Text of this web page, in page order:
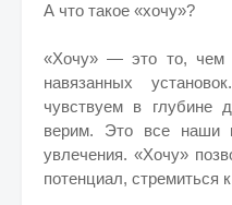
А что такое «хочу»?
«Хочу» — это то, чем
навязанных
чувствуем в
верим. Это все наши
увлечения. «Хочу»
потенциал, стремиться